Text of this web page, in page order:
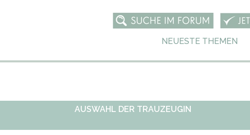
NEUESTE THEMEN
AUSWAHL DER TRAUZEUGIN